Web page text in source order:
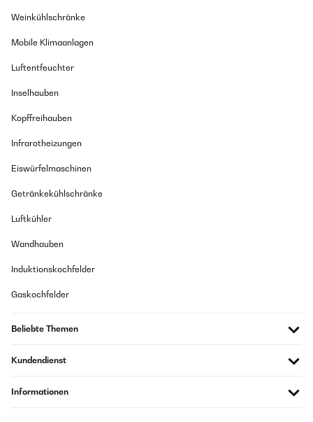
Weinkühlschränke
Mobile Klimaanlagen
Luftentfeuchter
Inselhauben
Kopffreihauben
Infrarotheizungen
Eiswürfelmaschinen
Getränkekühlschränke
Luftkühler
Wandhauben
Induktionskochfelder
Gaskochfelder
Beliebte Themen
Kundendienst
Informationen